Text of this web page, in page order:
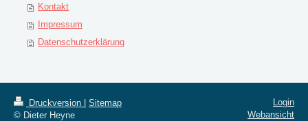
Kontakt
Impressum
Datenschutzerklärung
Druckversion
Sitemap
© Dieter Heyne
Login
Webansicht